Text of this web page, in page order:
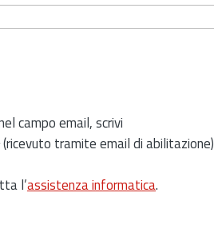
campo email, scrivi
(ricevuto tramite email di abilitazione)
l’assistenza informatica.